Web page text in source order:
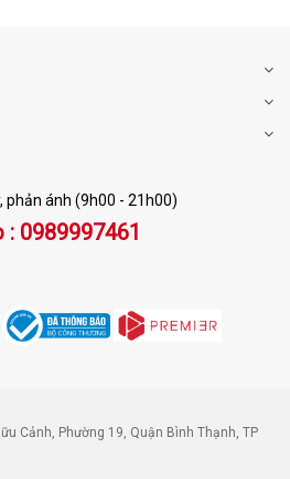
hợp khí hậu nóng ẩm ở
mặc lên người
kế độc đáo với các chi tiết:
dặn, không bị vặn vẹo khi
ráp lăng, trễ vai trẻ trung.
theo từng kích thước.
phản ánh (9h00 - 21h00)
: 0989997461
Cảnh, Phường 19, Quận Bình Thạnh, TP